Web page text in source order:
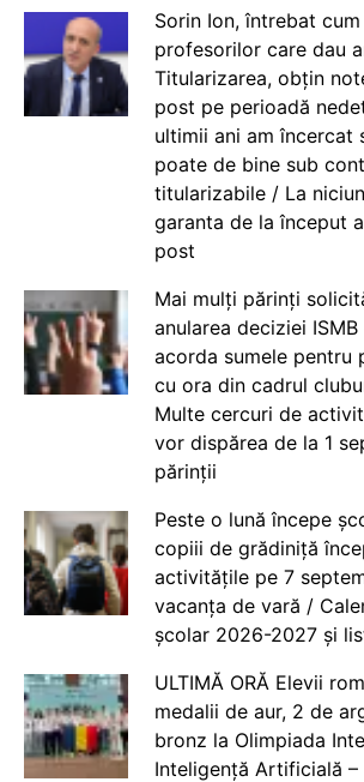
Sorin Ion, întrebat
profesorilor care dau
Titularizarea, obțin
post pe perioadă
ultimii ani am încercat
poate de bine sub
titularizabile / La
garanta de la început
post
Mai mulți părinți
anularea deciziei
acorda sumele pentru
cu ora din cadrul
Multe cercuri de
vor dispărea de la 1
părinții
Peste o lună începe
copiii de grădiniță
activitățile pe 7
vacanța de vară /
școlar 2026-2027 și
ULTIMĂ ORĂ Elevii
medalii de aur, 2 de
bronz la Olimpiada
Inteligență Artificială –